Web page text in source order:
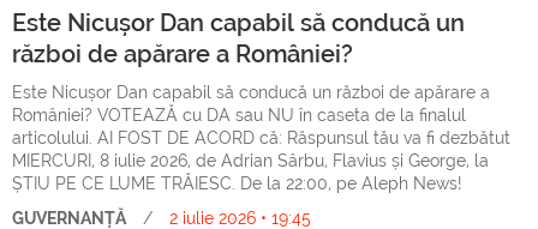
Este Nicușor Dan capabil să conducă un
război de apărare a României?
Este Nicușor Dan capabil să conducă un război de apărare a
României? VOTEAZĂ cu DA sau NU în caseta de la finalul
articolului. AI FOST DE ACORD că: Răspunsul tău va fi dezbătut
MIERCURI, 8 iulie 2026, de Adrian Sârbu, Flavius și George, la
ȘTIU PE CE LUME TRĂIESC. De la 22:00, pe Aleph News!
GUVERNANȚĂ
/ 2 iulie 2026 • 19:45